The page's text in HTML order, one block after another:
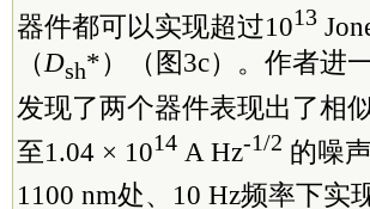
器件都可以实现超过1013
（Dsh*）（图3c）。作者进
发现了两个器件表现出了相
至1.04 × 1014 A Hz-1/2 的噪
1100 nm处、10 Hz频率下实